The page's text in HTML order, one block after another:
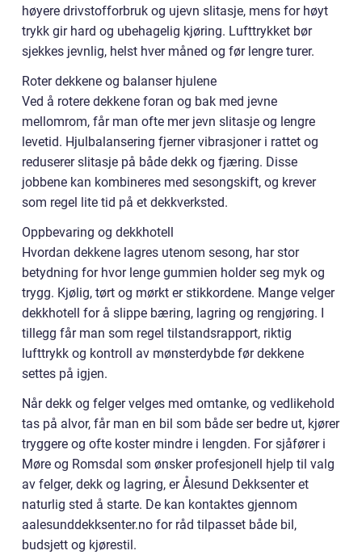
høyere drivstofforbruk og ujevn slitasje, mens for høyt
trykk gir hard og ubehagelig kjøring. Lufttrykket bør
sjekkes jevnlig, helst hver måned og før lengre turer.
Roter dekkene og balanser hjulene
Ved å rotere dekkene foran og bak med jevne
mellomrom, får man ofte mer jevn slitasje og lengre
levetid. Hjulbalansering fjerner vibrasjoner i rattet og
reduserer slitasje på både dekk og fjæring. Disse
jobbene kan kombineres med sesongskift, og krever
som regel lite tid på et dekkverksted.
Oppbevaring og dekkhotell
Hvordan dekkene lagres utenom sesong, har stor
betydning for hvor lenge gummien holder seg myk og
trygg. Kjølig, tørt og mørkt er stikkordene. Mange velger
dekkhotell for å slippe bæring, lagring og rengjøring. I
tillegg får man som regel tilstandsrapport, riktig
lufttrykk og kontroll av mønsterdybde før dekkene
settes på igjen.
Når dekk og felger velges med omtanke, og vedlikehold
tas på alvor, får man en bil som både ser bedre ut, kjører
tryggere og ofte koster mindre i lengden. For sjåfører i
Møre og Romsdal som ønsker profesjonell hjelp til valg
av felger, dekk og lagring, er Ålesund Dekksenter et
naturlig sted å starte. De kan kontaktes gjennom
aalesunddekksenter.no for råd tilpasset både bil,
budsjett og kjørestil.